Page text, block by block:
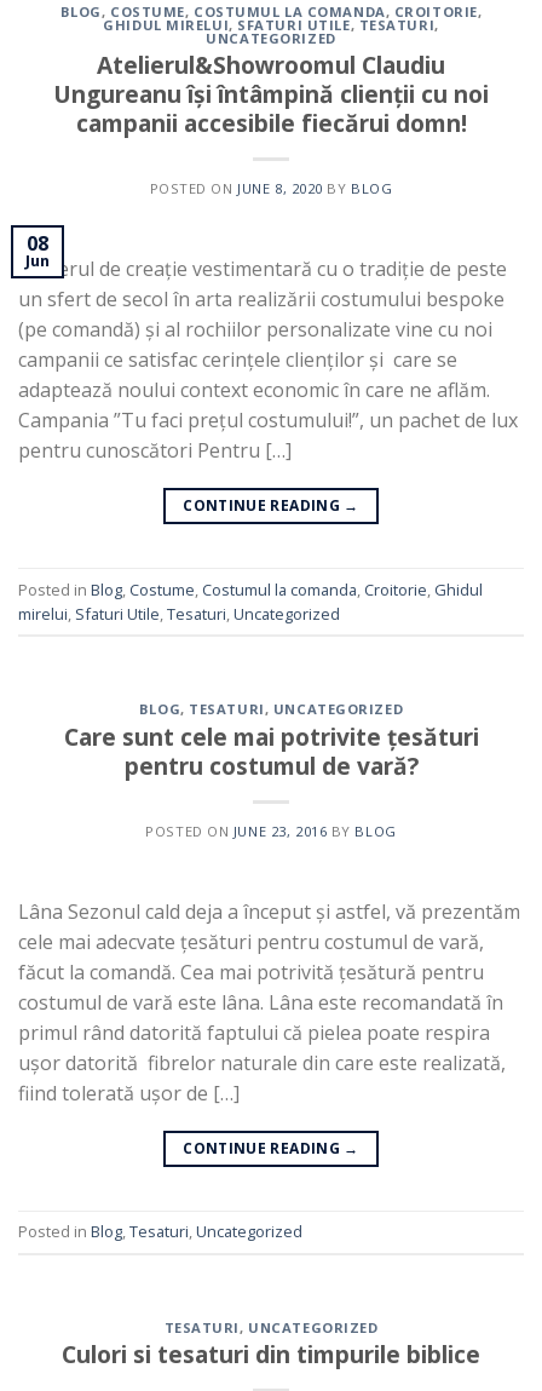
BLOG , COSTUME, COSTUMUL LA COMANDA, CROITORIE,
GHIDUL MIRELUI, SFATURI UTILE, TESATURI,
UNCATEGORIZED
Atelierul&Showroomul Claudiu
Ungureanu își întâmpină clienții cu noi
campanii accesibile fiecărui domn!
POSTED ON JUNE 8, 2020 BY BLOG
08
Jun
Atelierul de creație vestimentară cu o tradiție de peste
un sfert de secol în arta realizării costumului bespoke
(pe comandă) și al rochiilor personalizate vine cu noi
campanii ce satisfac cerințele clienților și care se
adaptează noului context economic în care ne aflăm.
Campania ”Tu faci prețul costumului!”, un pachet de lux
pentru cunoscători Pentru […]
CONTINUE READING →
Posted in Blog Costume Costumul la comanda Croitorie Ghidul
mirelui Sfaturi Utile Tesaturi Uncategorized
BLOG, TESATURI, UNCATEGORIZED
Care sunt cele mai potrivite țesături
pentru costumul de vară?
POSTED ON JUNE 23, 2016 BY BLOG
Lâna Sezonul cald deja a început și astfel, vă prezentăm
cele mai adecvate țesături pentru costumul de vară,
făcut la comandă. Cea mai potrivită țesătură pentru
costumul de vară este lâna. Lâna este recomandată în
primul rând datorită faptului că pielea poate respira
ușor datorită fibrelor naturale din care este realizată,
fiind tolerată ușor de […]
CONTINUE READING →
Posted in Blog,Tesaturi,Uncategorized
TESATURI , UNCATEGORIZED
Culori si tesaturi din timpurile biblice